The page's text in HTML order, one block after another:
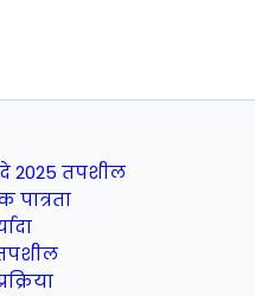
2025 तपशील
पात्रता